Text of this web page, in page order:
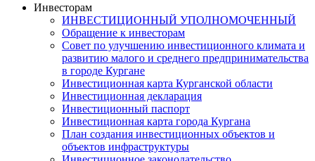
Инвесторам
ИНВЕСТИЦИОННЫЙ УПОЛНОМОЧЕННЫЙ
Обращение к инвесторам
Совет по улучшению инвестиционного климата и
развитию малого и среднего предпринимательства
в городе Кургане
Инвестиционная карта Курганской области
Инвестиционная декларация
Инвестиционный паспорт
Инвестиционная карта города Кургана
План создания инвестиционных объектов и
объектов инфраструктуры